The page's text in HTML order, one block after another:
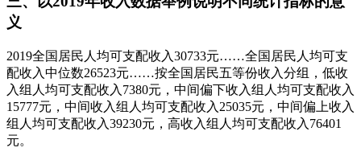
义
2019全国居民人均可支配收入30733元……全国居民人均可支
配收入中位数26523元……按全国居民五等份收入分组，低收
入组人均可支配收入7380元，中间偏下收入组人均可支配收入
15777元，中间收入组人均可支配收入25035元，中间偏上收入
组人均可支配收入39230元，高收入组人均可支配收入76401
元。